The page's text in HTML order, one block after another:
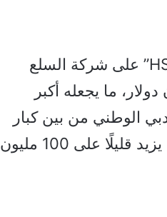
وبحسب بلومبرغ، فإن قيمة انكشاف “HSBC” على شركة السلع
بلغت نحو 400 مليون دولار، ما يجعله أكبر
الوطني من بين كبار
الدائنين أيضاً، بعدما خفض انكشافه إلى ما يزيد قليلًا على 100 مليون